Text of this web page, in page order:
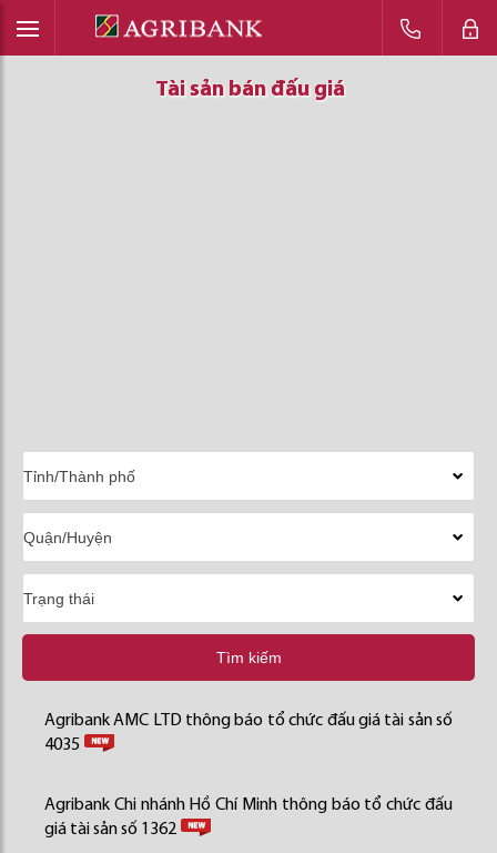
Tài sản bán đấu giá
Tài sản bán đấu giá
Tài sản bán đấu giá
Tìm kiếm
Agribank AMC LTD thông báo tổ chức đấu giá tài sản số
4035
Agribank Chi nhánh Hồ Chí Minh thông báo tổ chức đấu
giá tài sản số 1362